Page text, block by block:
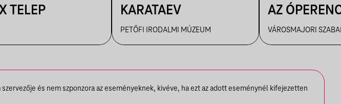
TELEP
KARATAEV
PETŐFI IRODALMI MÚZEUM
AZ
VÁROSMAJORI
és nem szponzora az eseményeknek, kivéve, ha ezt az adott eseménynél kifejezetten